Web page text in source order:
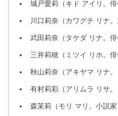
城戸愛莉（キド アイリ。俳
川口莉奈（カワグチ リナ。
武田莉奈（タケダ リナ。俳
三井莉穂（ミツイ リホ。俳
秋山莉奈（アキヤマ リナ。
有村莉彩（アリムラ リサ。
森茉莉（モリ マリ。小説家